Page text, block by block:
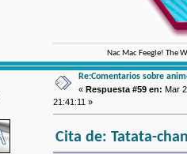
Nac Mac Feegle! The
Re:Comentarios sobre
«Respuesta #59 en: Mar
21:41:11 »
Cita de: Tatata-